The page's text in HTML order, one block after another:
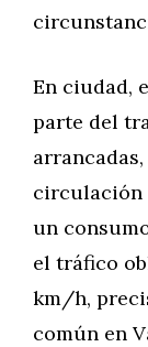
En ciudad,
parte del
circulación
un
el tráfico
km/h,
común en